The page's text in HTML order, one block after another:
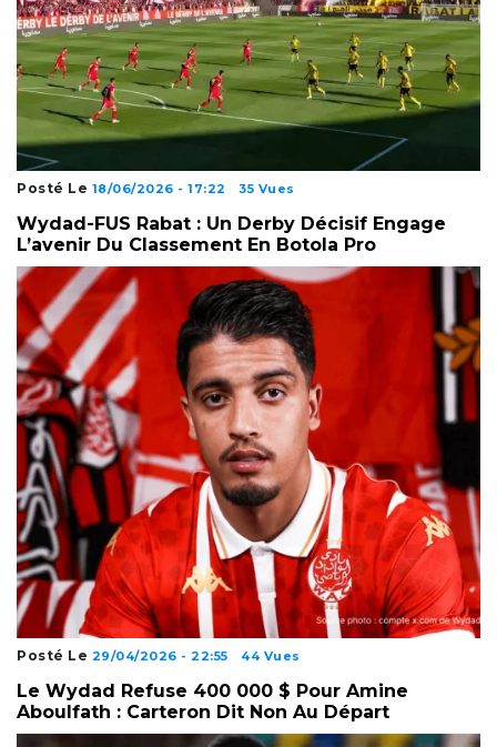
Posté Le 18/06/2026 - 17:22 35 Vues
Wydad-FUS Rabat : Un Derby Décisif Engage
L’avenir Du Classement En Botola Pro
Posté Le 29/04/2026 - 22:55 44 Vues
Le Wydad Refuse 400 000 $ Pour Amine
Aboulfath : Carteron Dit Non Au Départ